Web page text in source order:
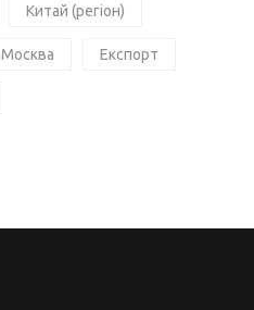
Китай (регіон)
Москва Експорт